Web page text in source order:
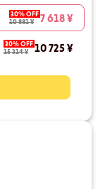
30% OFF
10 881 ¥
7 618 ¥
30% OFF
15 314 ¥
10 725 ¥